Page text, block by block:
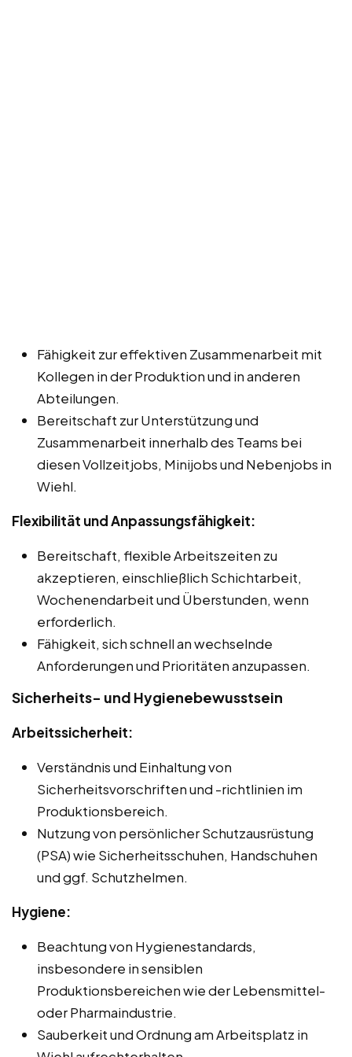
Fähigkeit zur effektiven Zusammenarbeit mit
Kollegen in der Produktion und in anderen
Abteilungen.
Bereitschaft zur Unterstützung und
Zusammenarbeit innerhalb des Teams bei
diesen Vollzeitjobs, Minijobs und Nebenjobs in
Wiehl.
Flexibilität und Anpassungsfähigkeit:
Bereitschaft, flexible Arbeitszeiten zu
akzeptieren, einschließlich Schichtarbeit,
Wochenendarbeit und Überstunden, wenn
erforderlich.
Fähigkeit, sich schnell an wechselnde
Anforderungen und Prioritäten anzupassen.
Sicherheits- und Hygienebewusstsein
Arbeitssicherheit:
Verständnis und Einhaltung von
Sicherheitsvorschriften und -richtlinien im
Produktionsbereich.
Nutzung von persönlicher Schutzausrüstung
(PSA) wie Sicherheitsschuhen, Handschuhen
und ggf. Schutzhelmen.
Hygiene:
Beachtung von Hygienestandards,
insbesondere in sensiblen
Produktionsbereichen wie der Lebensmittel-
oder Pharmaindustrie.
Sauberkeit und Ordnung am Arbeitsplatz in